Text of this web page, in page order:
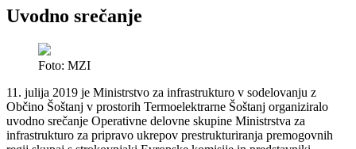
Uvodno srečanje
Foto: MZI
11. julija 2019 je Ministrstvo za infrastrukturo v sodelovanju z
Občino Šoštanj v prostorih Termoelektrarne Šoštanj organiziralo
uvodno srečanje Operativne delovne skupine Ministrstva za
infrastrukturo za pripravo ukrepov prestrukturiranja premogovnih